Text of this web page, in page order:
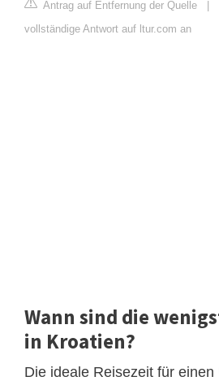
Antrag auf Entfernung der Quelle |
vollständige Antwort auf ltur.com an
Wann sind die
in Kroatien?
Die ideale Reisezeit für